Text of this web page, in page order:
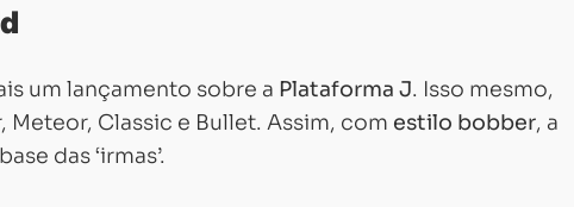
um lançamento sobre a Plataforma J. Isso mesmo,
Classic e Bullet. Assim, com estilo bobber, a
das ‘irmas’.